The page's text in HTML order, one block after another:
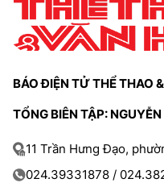
BÁO ĐIỆN TỬ THỂ THAO
TỔNG BIÊN TẬP:
11 Trần Hưng Đạo,
024.39331878 /